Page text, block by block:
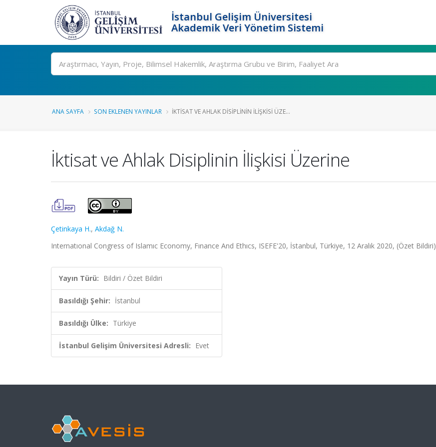
İstanbul Gelişim Üniversitesi
Akademik Veri Yönetim Sistemi
Ara
ANA SAYFA SON EKLENEN YAYINLAR İKTISAT VE AHLAK DISIPLININ İLIŞKISI ÜZE...
İktisat ve Ahlak Disiplinin İlişkisi Üzerine
Çetinkaya H., Akdağ N.
Internatıonal Congress of Islamıc Economy, Fınance And Ethıcs, ISEFE'20, İstanbul, Türkiye, 12 Aralık 2020, (Özet Bildiri)
Yayın Türü: Bildiri / Özet Bildiri
Basıldığı Şehir: İstanbul
Basıldığı Ülke: Türkiye
İstanbul Gelişim Üniversitesi Adresli: Evet